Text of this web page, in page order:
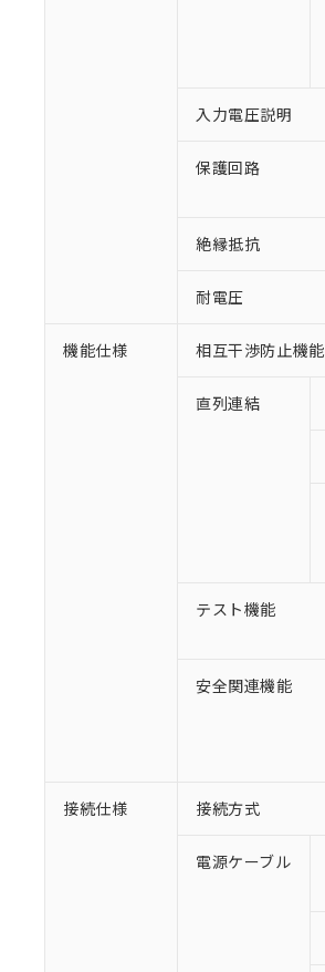
入力電圧説明
保護回路
絶縁抵抗
耐電圧
機能仕様 相互干渉防止機能
直列連結
テスト機能
安全関連機能
接続仕様 接続方式
電源ケーブル